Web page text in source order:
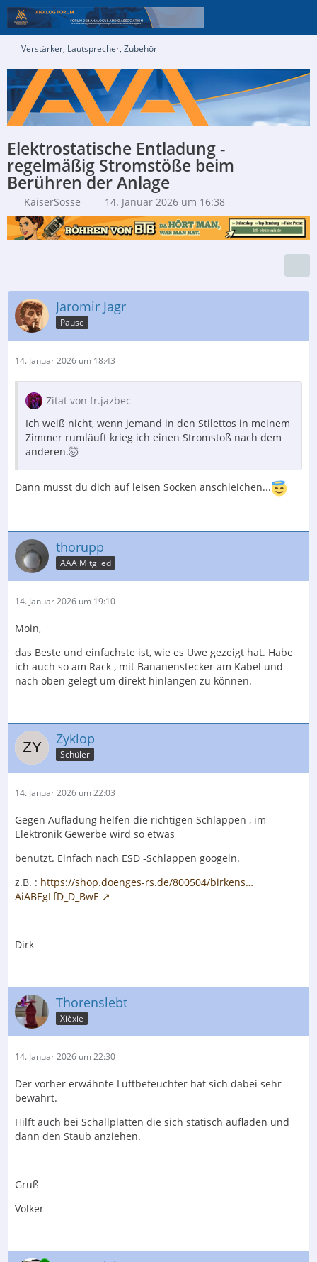
Verstärker, Lautsprecher, Zubehör
Elektrostatische Entladung -
regelmäßig Stromstöße beim
Berühren der Anlage
KaiserSosse 14. Januar 2026 um 16:38
Jaromir Jagr
Pause
14. Januar 2026 um 18:43
Zitat von fr.jazbec
Ich weiß nicht, wenn jemand in den Stilettos in meinem
Zimmer rumläuft krieg ich einen Stromstoß nach dem
anderen.🤯
Dann musst du dich auf leisen Socken anschleichen...
thorupp
AAA Mitglied
14. Januar 2026 um 19:10
Moin,
das Beste und einfachste ist, wie es Uwe gezeigt hat. Habe
ich auch so am Rack , mit Bananenstecker am Kabel und
nach oben gelegt um direkt hinlangen zu können.
Zyklop
Schüler
14. Januar 2026 um 22:03
Gegen Aufladung helfen die richtigen Schlappen , im
Elektronik Gewerbe wird so etwas
benutzt. Einfach nach ESD -Schlappen googeln.
z.B. : https://shop.doenges-rs.de/800504/birkens…
AiABEgLfD_D_BwE
Dirk
Thorenslebt
Xièxie
14. Januar 2026 um 22:30
Der vorher erwähnte Luftbefeuchter hat sich dabei sehr
bewährt.
Hilft auch bei Schallplatten die sich statisch aufladen und
dann den Staub anziehen.
Gruß
Volker